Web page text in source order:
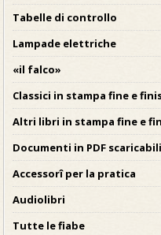
Tabelle di controllo
Lampade elettriche
«il falco»
Classici in stampa fine e
Altri libri in stampa fine e
Documenti in PDF scaricabili
Accessorî per la pratica
Audiolibri
Tutte le fiabe